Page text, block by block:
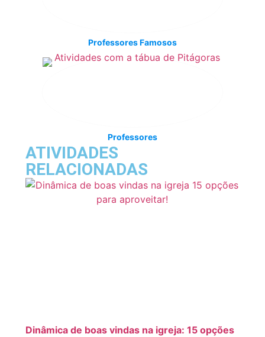
Professores Famosos
Professores
ATIVIDADES
RELACIONADAS
Dinâmica de boas vindas na igreja: 15 opções